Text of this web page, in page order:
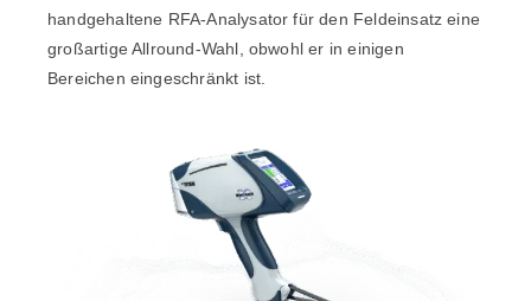
handgehaltene RFA-Analysator für den Feldeinsatz eine
großartige Allround-Wahl, obwohl er in einigen
Bereichen eingeschränkt ist.